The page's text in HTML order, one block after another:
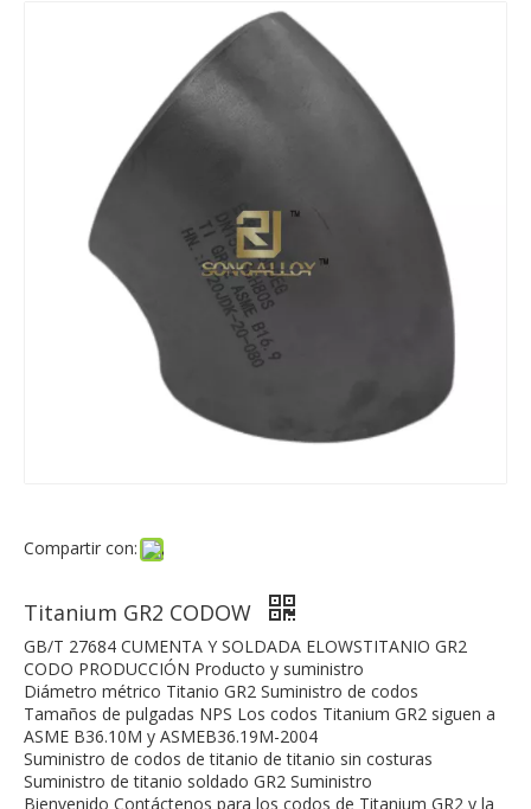
Compartir con:
Titanium GR2 CODOW
GB/T 27684 CUMENTA Y SOLDADA ELOWSTITANIO GR2
CODO PRODUCCIÓN Producto y suministro
Diámetro métrico Titanio GR2 Suministro de codos
Tamaños de pulgadas NPS Los codos Titanium GR2 siguen a
ASME B36.10M y ASMEB36.19M-2004
Suministro de codos de titanio de titanio sin costuras
Suministro de titanio soldado GR2 Suministro
Bienvenido Contáctenos para los codos de Titanium GR2 y la